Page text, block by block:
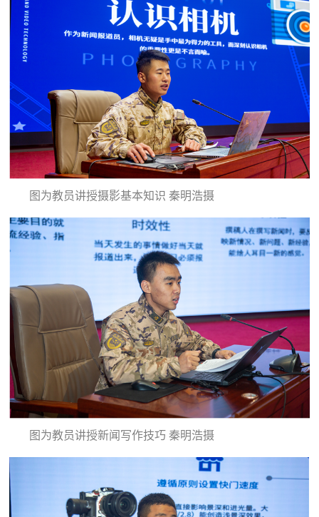
英
雄
范
军
人
风
退
役
军
风
采
退
人
服
务
退
役
服
化
国
图为教员讲授摄影基本知识 秦明浩摄
图为教员讲授新闻写作技巧 秦明浩摄